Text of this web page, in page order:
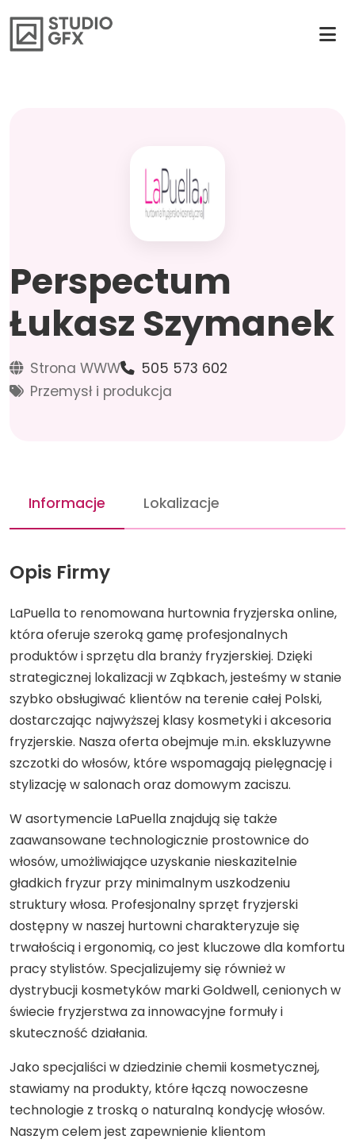
Perspectum
Łukasz Szymanek
Strona WWW
505 573 602
Przemysł i produkcja
Informacje Lokalizacje
Opis Firmy
LaPuella to renomowana hurtownia fryzjerska online,
która oferuje szeroką gamę profesjonalnych
produktów i sprzętu dla branży fryzjerskiej. Dzięki
strategicznej lokalizacji w Ząbkach, jesteśmy w stanie
szybko obsługiwać klientów na terenie całej Polski,
dostarczając najwyższej klasy kosmetyki i akcesoria
fryzjerskie. Nasza oferta obejmuje m.in. ekskluzywne
szczotki do włosów, które wspomagają pielęgnację i
stylizację w salonach oraz domowym zaciszu.
W asortymencie LaPuella znajdują się także
zaawansowane technologicznie prostownice do
włosów, umożliwiające uzyskanie nieskazitelnie
gładkich fryzur przy minimalnym uszkodzeniu
struktury włosa. Profesjonalny sprzęt fryzjerski
dostępny w naszej hurtowni charakteryzuje się
trwałością i ergonomią, co jest kluczowe dla komfortu
pracy stylistów. Specjalizujemy się również w
dystrybucji kosmetyków marki Goldwell, cenionych w
świecie fryzjerstwa za innowacyjne formuły i
skuteczność działania.
Jako specjaliści w dziedzinie chemii kosmetycznej,
stawiamy na produkty, które łączą nowoczesne
technologie z troską o naturalną kondycję włosów.
Naszym celem jest zapewnienie klientom